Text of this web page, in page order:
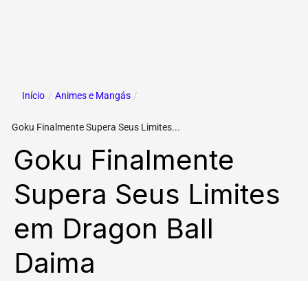
Início / Animes e Mangás /
Goku Finalmente Supera Seus Limites...
Goku Finalmente
Supera Seus Limites
em Dragon Ball
Daima